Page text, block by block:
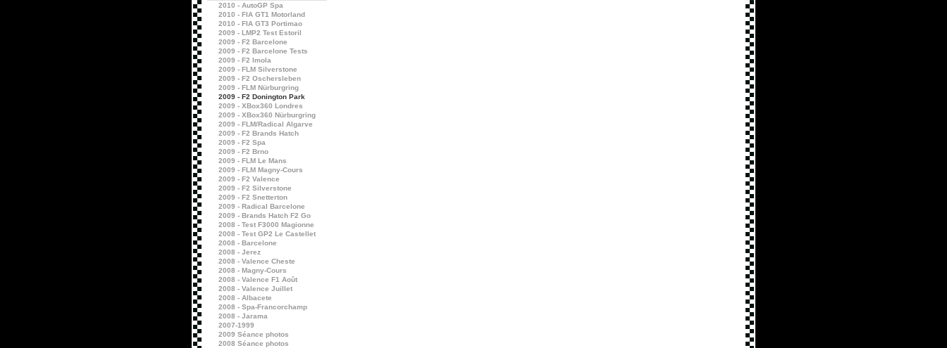
2010 - AutoGP Spa
2010 - FIA GT1 Motorland
2010 - FIA GT3 Portimao
2009 - LMP2 Test Estoril
2009 - F2 Barcelone
2009 - F2 Barcelone Tests
2009 - F2 Imola
2009 - FLM Silverstone
2009 - F2 Oschersleben
2009 - FLM Nürburgring
2009 - F2 Donington Park
2009 - XBox360 Londres
2009 - XBox360 Nürburgring
2009 - FLM/Radical Algarve
2009 - F2 Brands Hatch
2009 - F2 Spa
2009 - F2 Brno
2009 - FLM Le Mans
2009 - FLM Magny-Cours
2009 - F2 Valence
2009 - F2 Silverstone
2009 - F2 Snetterton
2009 - Radical Barcelone
2009 - Brands Hatch F2 Go
2008 - Test F3000 Magionne
2008 - Test GP2 Le Castellet
2008 - Barcelone
2008 - Jerez
2008 - Valence Cheste
2008 - Magny-Cours
2008 - Valence F1 Août
2008 - Valence Juillet
2008 - Albacete
2008 - Spa-Francorchamp
2008 - Jarama
2007-1999
2009 Séance photos
2008 Séance photos